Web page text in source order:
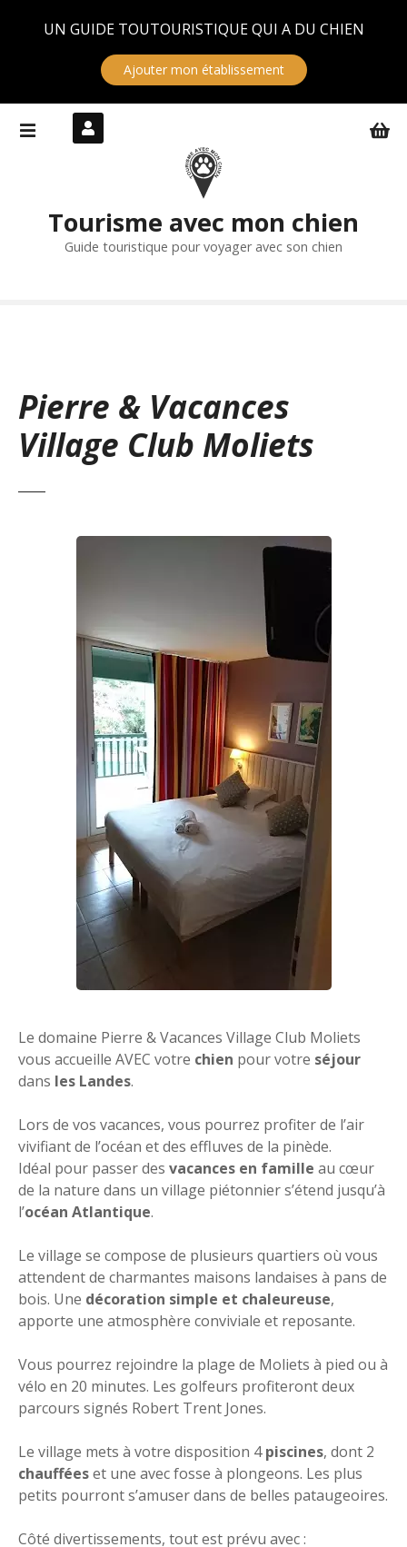
UN GUIDE TOUTOURISTIQUE QUI A DU CHIEN
Ajouter mon établissement
Tourisme avec mon chien
Guide touristique pour voyager avec son chien
Pierre & Vacances
Village Club Moliets
Le domaine Pierre & Vacances Village Club Moliets
vous accueille AVEC votre chien pour votre séjour
dans les Landes.
Lors de vos vacances, vous pourrez profiter de l’air
vivifiant de l’océan et des effluves de la pinède.
Idéal pour passer des vacances en famille au cœur
de la nature dans un village piétonnier s’étend jusqu’à
l’océan Atlantique.
Le village se compose de plusieurs quartiers où vous
attendent de charmantes maisons landaises à pans de
bois. Une décoration simple et chaleureuse,
apporte une atmosphère conviviale et reposante.
Vous pourrez rejoindre la plage de Moliets à pied ou à
vélo en 20 minutes. Les golfeurs profiteront deux
parcours signés Robert Trent Jones.
Le village mets à votre disposition 4piscines, dont 2
chaufféeset une avec fosse à plongeons. Les plus
petits pourront s’amuser dans de belles pataugeoires.
Côté divertissements, tout est prévu avec :